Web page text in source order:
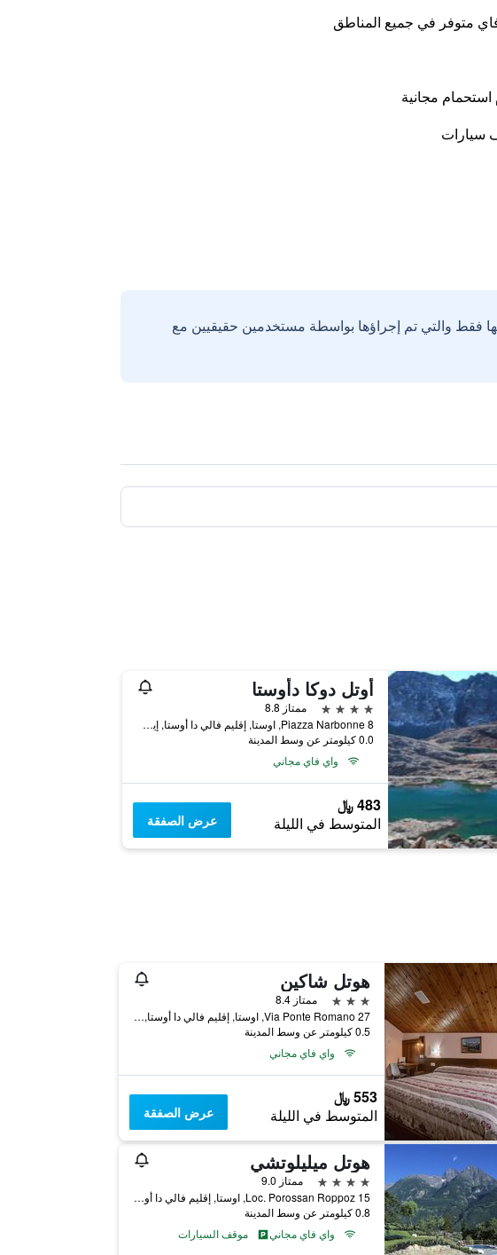
متوفر في جميع المناطق
استحمام مجانية
سيارات
فقط والتي تم إجراؤها بواسطة مستخدمين حقيقيين مع
أوتل دوكا دأوستا
4 نجوم
ممتاز 8.8
Piazza Narbonne 8, اوستا, إقليم فالي دا أوستا, إيطاليا
0.0 كيلومتر عن وسط المدينة
واي فاي مجاني
483 ﷼
المتوسط في الليلة عرض الصفقة
هوتل شاكين
3 نجوم
ممتاز 8.4
Via Ponte Romano 27, اوستا, إقليم فالي دا أوستا, إيطاليا
0.5 كيلومتر عن وسط المدينة
واي فاي مجاني
553 ﷼
المتوسط في الليلة عرض الصفقة
هوتل ميليلوتشي
4 نجوم
ممتاز 9.0
Loc. Porossan Roppoz 15, اوستا, إقليم فالي دا أوستا, إيطاليا
0.8 كيلومتر عن وسط المدينة
واي فاي مجاني
موقف السيارات